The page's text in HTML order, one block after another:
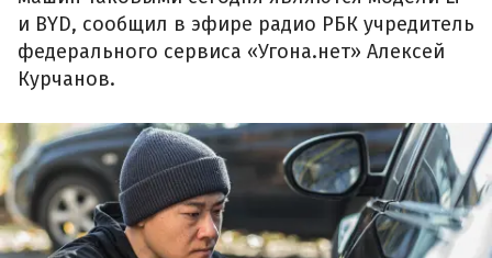
и BYD, сообщил в эфире радио РБК учредитель
федерального сервиса «Угона.нет» Алексей
Курчанов.